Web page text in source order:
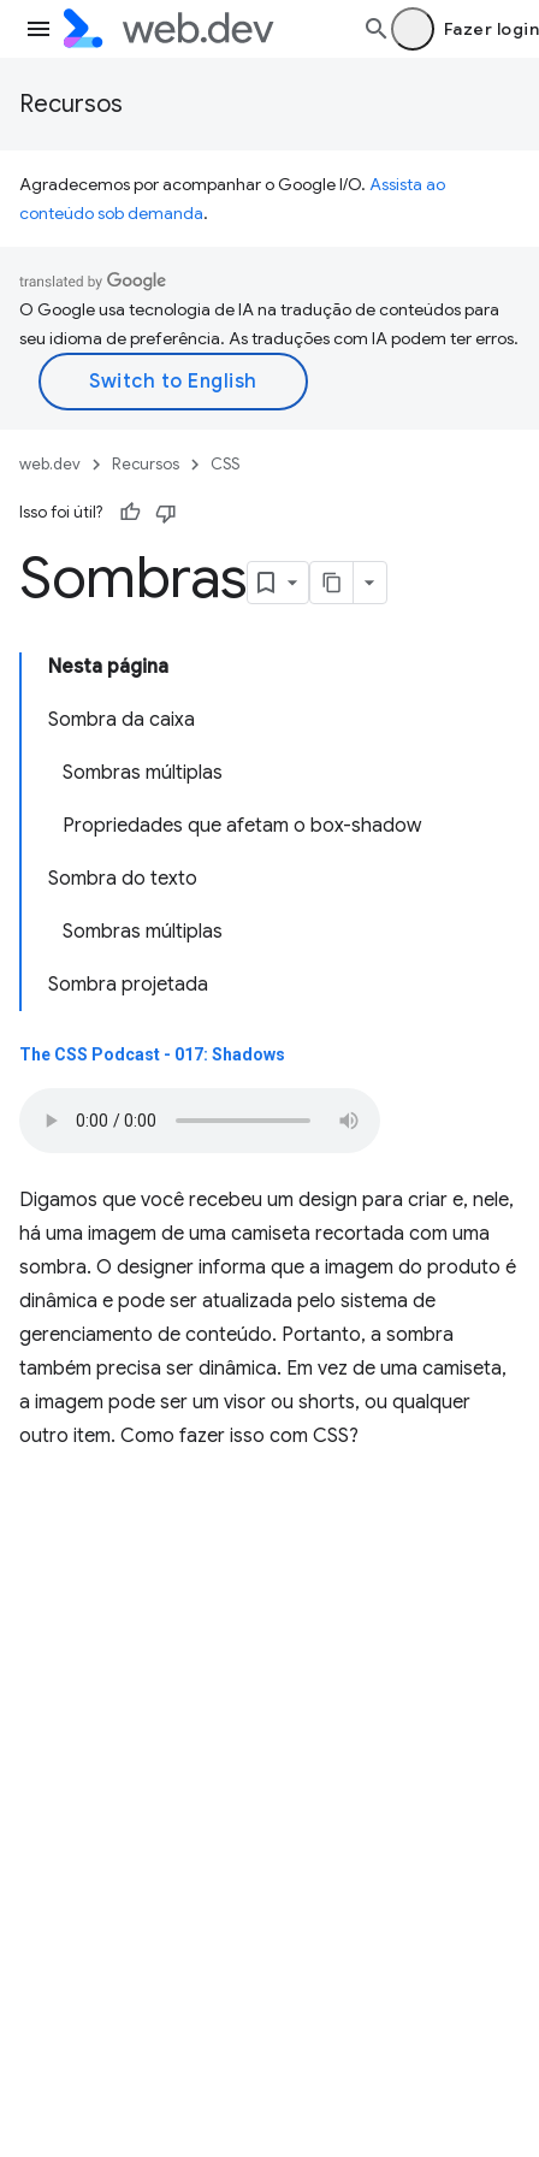
Fazer login
Recursos
Agradecemos por acompanhar o Google I/O. Assista ao
conteúdo sob demanda.
O Google usa tecnologia de IA na tradução de conteúdos para
seu idioma de preferência. As traduções com IA podem ter erros.
web.dev Recursos CSS
Isso foi útil?
Sombras
Nesta página
Sombra da caixa
Sombras múltiplas
Propriedades que afetam o box-shadow
Sombra do texto
Sombras múltiplas
Sombra projetada
The CSS Podcast - 017: Shadows
Digamos que você recebeu um design para criar e, nele,
há uma imagem de uma camiseta recortada com uma
sombra. O designer informa que a imagem do produto é
dinâmica e pode ser atualizada pelo sistema de
gerenciamento de conteúdo. Portanto, a sombra
também precisa ser dinâmica. Em vez de uma camiseta,
a imagem pode ser um visor ou shorts, ou qualquer
outro item. Como fazer isso com CSS?